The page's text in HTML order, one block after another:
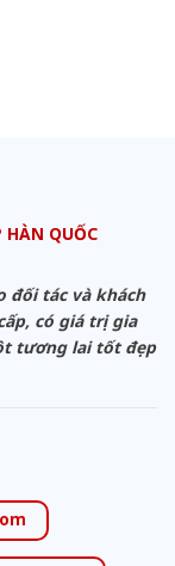
HÀN QUỐC
đối tác và khách
có giá trị gia
tương lai tốt đẹp